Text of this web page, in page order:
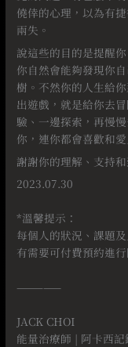
僥倖的心理，以為有
兩失。
說這些的目的是提醒
你自然會能夠發現你
樹。不然你的人生給
出遊戲，就是給你去
驗、一邊探索，再慢
你，連你都會喜歡和
謝謝你的理解、支持和
2023.07.30
*溫馨提示：
每個人的狀況、課題
有需要可付費預約進
—————
JACK CHOI
能量治療師 | 阿卡西